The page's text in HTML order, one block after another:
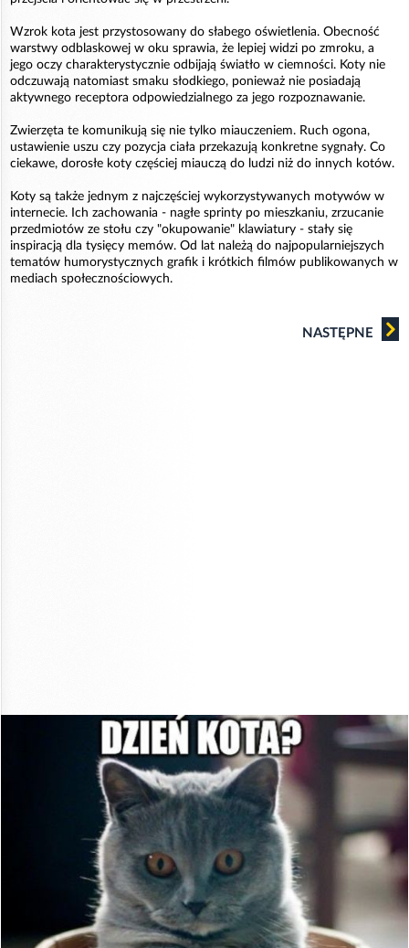
Wzrok kota jest przystosowany do słabego oświetlenia. Obecność
warstwy odblaskowej w oku sprawia, że lepiej widzi po zmroku, a
jego oczy charakterystycznie odbijają światło w ciemności. Koty nie
odczuwają natomiast smaku słodkiego, ponieważ nie posiadają
aktywnego receptora odpowiedzialnego za jego rozpoznawanie.
Zwierzęta te komunikują się nie tylko miauczeniem. Ruch ogona,
ustawienie uszu czy pozycja ciała przekazują konkretne sygnały. Co
ciekawe, dorosłe koty częściej miauczą do ludzi niż do innych kotów.
Koty są także jednym z najczęściej wykorzystywanych motywów w
internecie. Ich zachowania - nagłe sprinty po mieszkaniu, zrzucanie
przedmiotów ze stołu czy "okupowanie" klawiatury - stały się
inspiracją dla tysięcy memów. Od lat należą do najpopularniejszych
tematów humorystycznych grafik i krótkich filmów publikowanych w
mediach społecznościowych.
NASTĘPNE